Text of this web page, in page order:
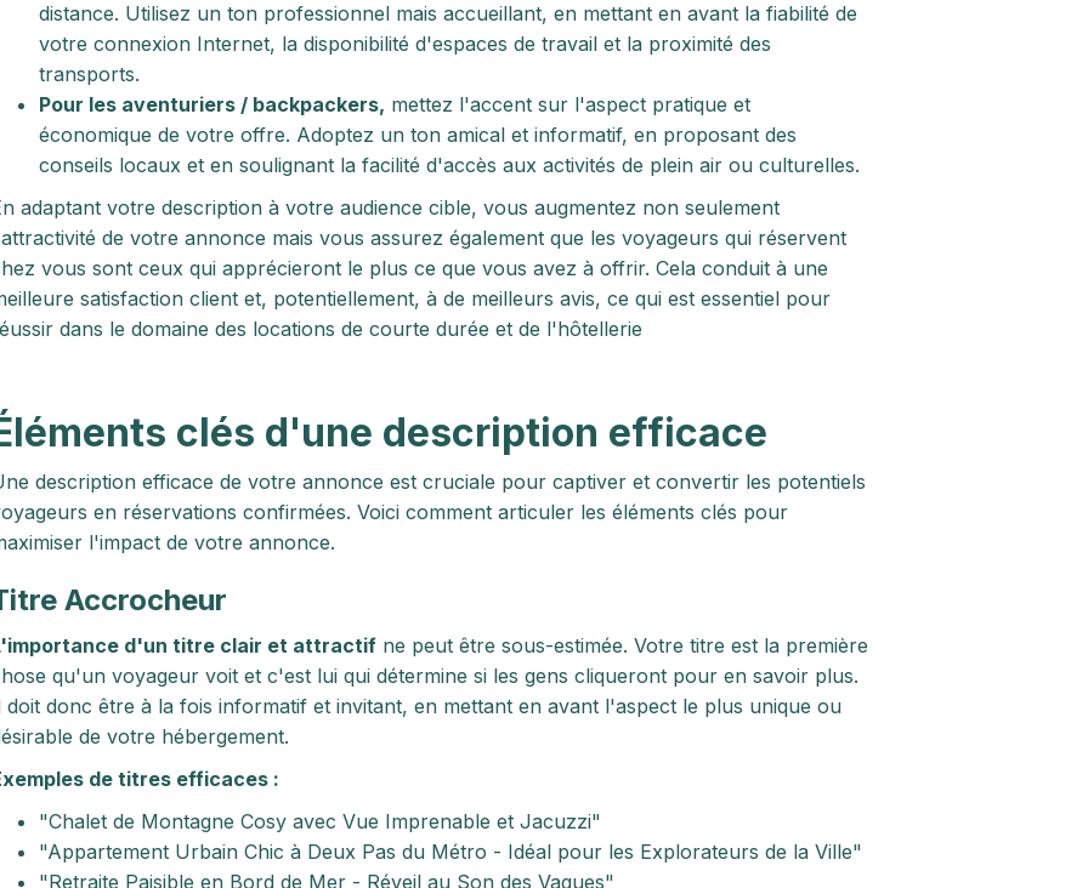
distance. Utilisez un ton professionnel mais accueillant, en mettant en avant la fiabilité de
votre connexion Internet, la disponibilité d'espaces de travail et la proximité des
transports.
Pour les aventuriers / backpackers, mettez l'accent sur l'aspect pratique et
économique de votre offre. Adoptez un ton amical et informatif, en proposant des
conseils locaux et en soulignant la facilité d'accès aux activités de plein air ou culturelles.
adaptant votre description à votre audience cible, vous augmentez non seulement
de votre annonce mais vous assurez également que les voyageurs qui réservent
vous sont ceux qui apprécieront le plus ce que vous avez à offrir. Cela conduit à une
satisfaction client et, potentiellement, à de meilleurs avis, ce qui est essentiel pour
dans le domaine des locations de courte durée et de l'hôtellerie
clés d'une description efficace
description efficace de votre annonce est cruciale pour captiver et convertir les potentiels
en réservations confirmées. Voici comment articuler les éléments clés pour
l'impact de votre annonce.
Accrocheur
d'un titre clair et attractifne peut être sous-estimée. Votre titre est la première
qu'un voyageur voit et c'est lui qui détermine si les gens cliqueront pour en savoir plus.
doit donc être à la fois informatif et invitant, en mettant en avant l'aspect le plus unique ou
de votre hébergement.
de titres efficaces :
"Chalet de Montagne Cosy avec Vue Imprenable et Jacuzzi"
"Appartement Urbain Chic à Deux Pas du Métro - Idéal pour les Explorateurs de la Ville"
"Retraite Paisible en Bord de Mer - Réveil au Son des Vagues"